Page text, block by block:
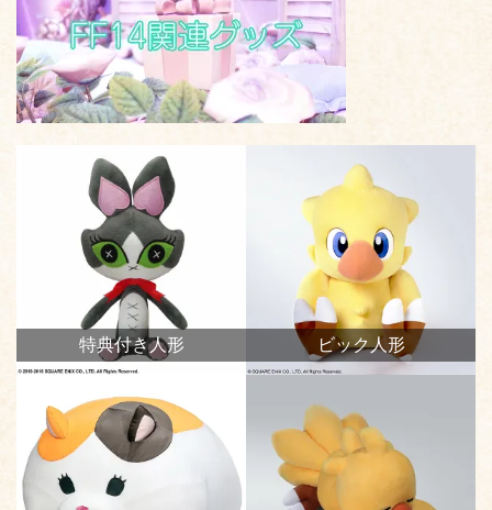
特典付き人形 ビック人形